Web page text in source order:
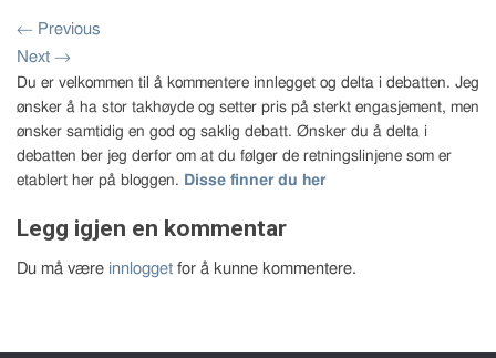
← Previous
Next →
Du er velkommen til å kommentere innlegget og delta i debatten. Jeg
ønsker å ha stor takhøyde og setter pris på sterkt engasjement, men
ønsker samtidig en god og saklig debatt. Ønsker du å delta i
debatten ber jeg derfor om at du følger de retningslinjene som er
etablert her på bloggen. Disse finner du her
Legg igjen en kommentar
Du må være innlogget for å kunne kommentere.